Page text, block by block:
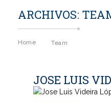
ARCHIVOS:
Home Team
JOSE LUIS